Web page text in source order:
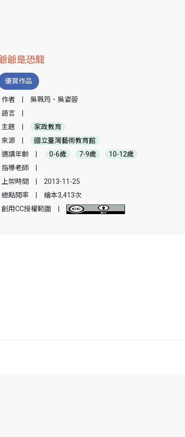
爺是恐龍
優賞作品
作者
吳珮筠、吳姿蓉
語言
主題
家政教育
來源
國立臺灣藝術教育館
適讀年齡
0-6歲 7-9歲
10-12歲
指導老師
上架時間
2013-11-25
總點閱率
繪本3,413次
創用CC授權範圍